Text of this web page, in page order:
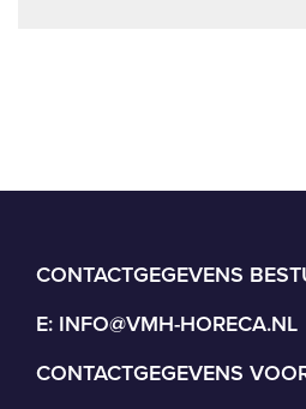
CONTACTGEGEVENS
E: INFO@VMH-HORECA.NL
CONTACTGEGEVENS